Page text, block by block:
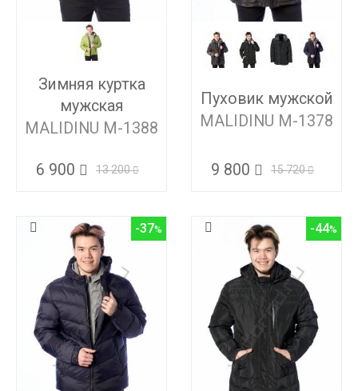
Зимняя куртка
мужская
MALIDINU M-1388
6 900 13 200
Пуховик мужской
MALIDINU M-1378
9 800 15 720
-37 -44